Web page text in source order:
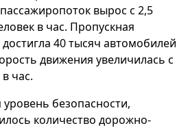
вырос с 2,5
в час. Пропускная
40 тысяч автомобилей
движения увеличилась с
час.
безопасности,
количество дорожно-